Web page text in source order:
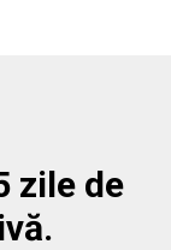
zile de